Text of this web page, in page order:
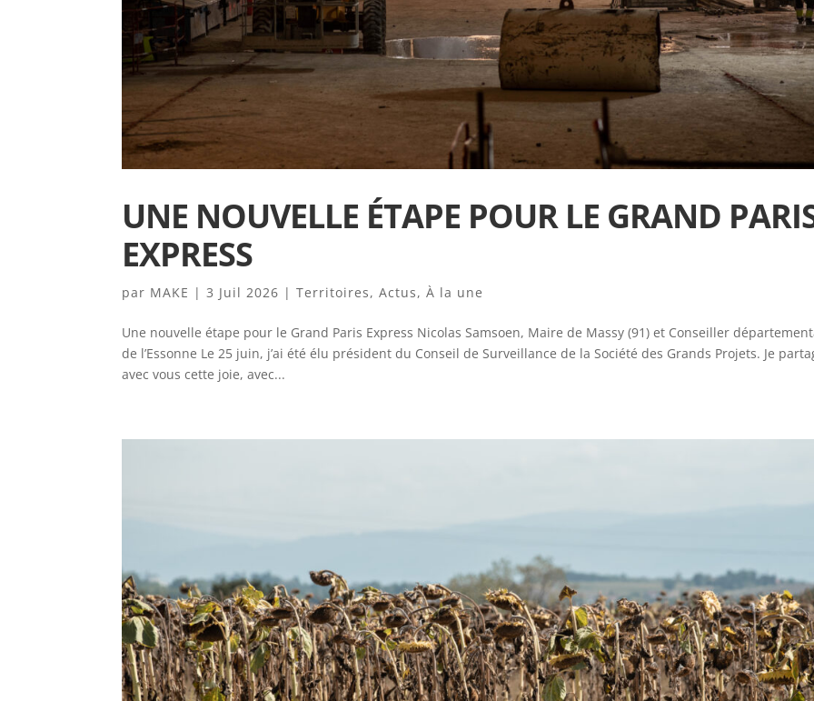
UNE NOUVELLE ÉTAPE POUR LE GRAND
EXPRESS
par MAKE |3 Juil 2026 |Territoires,Actus,À la une
Une nouvelle étape pour le Grand Paris Express Nicolas Samsoen, Maire de Massy (91) et Conseiller
de l’Essonne Le 25 juin, j’ai été élu président du Conseil de Surveillance de la Société des Grands Projets. Je
avec vous cette joie, avec...